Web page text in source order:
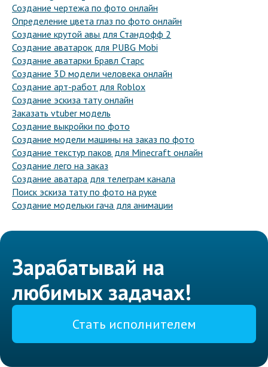
Создание чертежа по фото онлайн
Определение цвета глаз по фото онлайн
Создание крутой авы для Стандофф 2
Создание аватарок для PUBG Mobi
Создание аватарки Бравл Старс
Создание 3D модели человека онлайн
Создание арт-работ для Roblox
Создание эскиза тату онлайн
Заказать vtuber модель
Создание выкройки по фото
Создание модели машины на заказ по фото
Создание текстур паков для Minecraft онлайн
Создание лего на заказ
Создание аватара для телеграм канала
Поиск эскиза тату по фото на руке
Создание модельки гача для анимации
Зарабатывай на
любимых задачах!
Стать исполнителем